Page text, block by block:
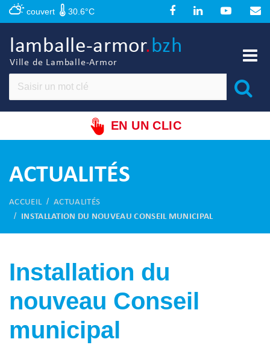
couvert 30.6°C
lamballe-armor.bzh
Ville de Lamballe-Armor
EN UN CLIC
ACTUALITÉS
ACCUEIL
ACTUALITÉS
INSTALLATION DU NOUVEAU CONSEIL MUNICIPAL
Installation du
nouveau Conseil
municipal
Panneau de gestion des cookies